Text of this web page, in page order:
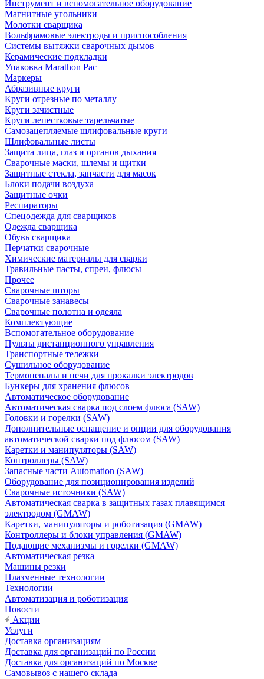
Инструмент и вспомогательное оборудование
Магнитные угольники
Молотки сварщика
Вольфрамовые электроды и приспособления
Системы вытяжки сварочных дымов
Керамические подкладки
Упаковка Marathon Pac
Маркеры
Абразивные круги
Круги отрезные по металлу
Круги зачистные
Круги лепестковые тарельчатые
Самозацепляемые шлифовальные круги
Шлифовальные листы
Защита лица, глаз и органов дыхания
Сварочные маски, шлемы и щитки
Защитные стекла, запчасти для масок
Блоки подачи воздуха
Защитные очки
Респираторы
Спецодежда для сварщиков
Одежда сварщика
Обувь сварщика
Перчатки сварочные
Химические материалы для сварки
Травильные пасты, спреи, флюсы
Прочее
Сварочные шторы
Сварочные занавесы
Сварочные полотна и одеяла
Комплектующие
Вспомогательное оборудование
Пульты дистанционного управления
Транспортные тележки
Сушильное оборудование
Термопеналы и печи для прокалки электродов
Бункеры для хранения флюсов
Автоматическое оборудование
Автоматическая сварка под слоем флюса (SAW)
Головки и горелки (SAW)
Дополнительные оснащение и опции для оборудования
автоматической сварки под флюсом (SAW)
Каретки и манипуляторы (SAW)
Контроллеры (SAW)
Запасные части Automation (SAW)
Оборудование для позиционирования изделий
Сварочные источники (SAW)
Автоматическая сварка в защитных газах плавящимся
электродом (GMAW)
Каретки, манипуляторы и роботизация (GMAW)
Контроллеры и блоки управления (GMAW)
Подающие механизмы и горелки (GMAW)
Автоматическая резка
Машины резки
Плазменные технологии
Технологии
Автоматизация и роботизация
Новости
Акции
Услуги
Доставка организациям
Доставка для организаций по России
Доставка для организаций по Москве
Самовывоз с нашего склада